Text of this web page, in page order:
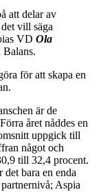
att delar av
vill säga
VD Ola
Balans.
för att skapa en
är de
året nåddes en
uppgick till
något och
till 32,4 procent.
bara en enda
Aspia